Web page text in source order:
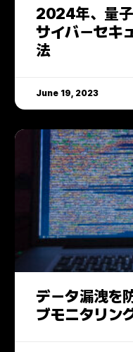
2024年、量
サイバーセキ
法
June 19, 2023
データ漏洩を
ブモニタリン